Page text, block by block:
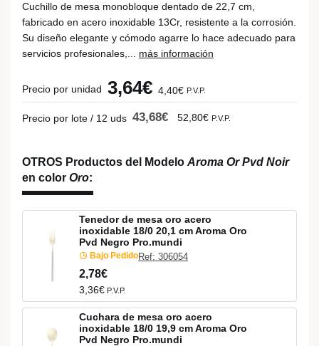
Cuchillo de mesa monobloque dentado de 22,7 cm,
fabricado en acero inoxidable 13Cr, resistente a la corrosión.
Su diseño elegante y cómodo agarre lo hace adecuado para
servicios profesionales,... más información
Precio por unidad 3,64€ 4,40€ P.V.P.
Precio por lote / 12 uds 43,68€ 52,80€ P.V.P.
OTROS Productos del Modelo Aroma Or Pvd Noir
en color Oro:
Tenedor de mesa oro acero
inoxidable 18/0 20,1 cm Aroma Oro
Pvd Negro Pro.mundi
Bajo PedidoRef: 306054
2,78€
3,36€ P.V.P.
Cuchara de mesa oro acero
inoxidable 18/0 19,9 cm Aroma Oro
Pvd Negro Pro.mundi